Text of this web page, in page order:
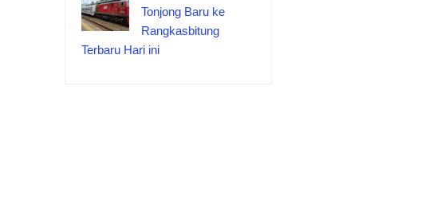
Tonjong Baru ke
Rangkasbitung
Terbaru Hari ini